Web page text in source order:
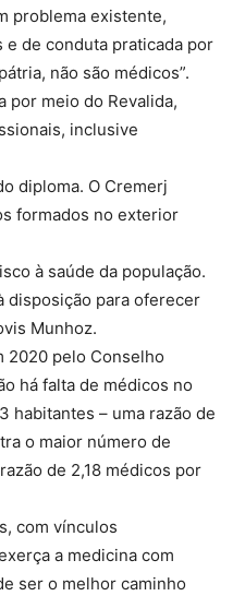
problema existente,
e de conduta praticada por
não são médicos”.
por meio do Revalida,
inclusive
diploma. O Cremerj
formados no exterior
à saúde da população.
disposição para oferecer
Munhoz.
2020 pelo Conselho
há falta de médicos no
habitantes – uma razão de
o maior número de
de 2,18 médicos por
com vínculos
a medicina com
ser o melhor caminho